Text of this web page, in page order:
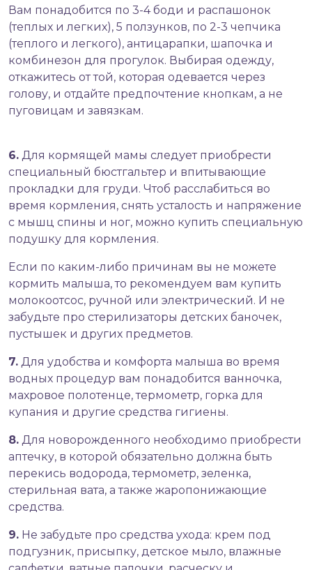
Вам понадобится по 3-4 боди и распашонок
(теплых и легких), 5 ползунков, по 2-3 чепчика
(теплого и легкого), антицарапки, шапочка и
комбинезон для прогулок. Выбирая одежду,
откажитесь от той, которая одевается через
голову, и отдайте предпочтение кнопкам, а не
пуговицам и завязкам.
6. Для кормящей мамы следует приобрести
специальный бюстгальтер и впитывающие
прокладки для груди. Чтоб расслабиться во
время кормления, снять усталость и напряжение
с мышц спины и ног, можно купить специальную
подушку для кормления.
Если по каким-либо причинам вы не можете
кормить малыша, то рекомендуем вам купить
молокоотсос, ручной или электрический. И не
забудьте про стерилизаторы детских баночек,
пустышек и других предметов.
7. Для удобства и комфорта малыша во время
водных процедур вам понадобится ванночка,
махровое полотенце, термометр, горка для
купания и другие средства гигиены.
8. Для новорожденного необходимо приобрести
аптечку, в которой обязательно должна быть
перекись водорода, термометр, зеленка,
стерильная вата, а также жаропонижающие
средства.
9. Не забудьте про средства ухода: крем под
подгузник, присыпку, детское мыло, влажные